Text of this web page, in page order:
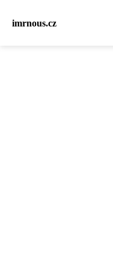
imrnous.cz